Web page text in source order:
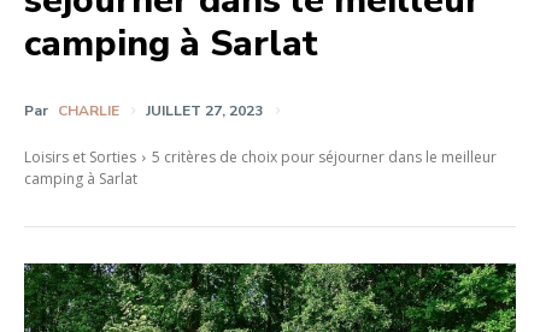
camping à Sarlat
Par CHARLIE JUILLET 27, 2023
Loisirs et Sorties
5 critères de choix pour séjourner dans le meilleur
camping à Sarlat